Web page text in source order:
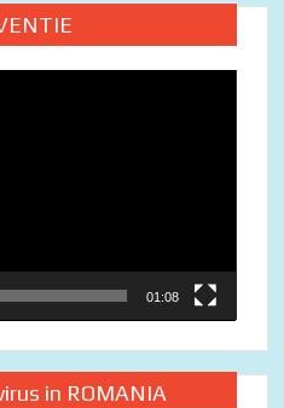
01:08
in ROMANIA